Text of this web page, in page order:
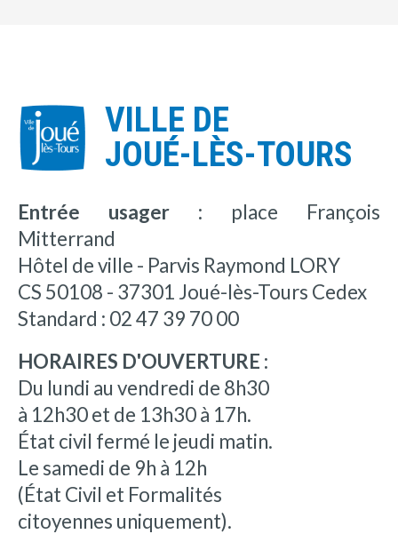
VILLE DE
JOUÉ-LÈS-TOURS
Entrée usager : place François
Mitterrand
Hôtel de ville - Parvis Raymond LORY
CS 50108 - 37301 Joué-lès-Tours Cedex
Standard : 02 47 39 70 00
HORAIRES D'OUVERTURE :
Du lundi au vendredi de 8h30
à 12h30 et de 13h30 à 17h.
État civil fermé le jeudi matin.
Le samedi de 9h à 12h
(État Civil et Formalités
citoyennes uniquement).